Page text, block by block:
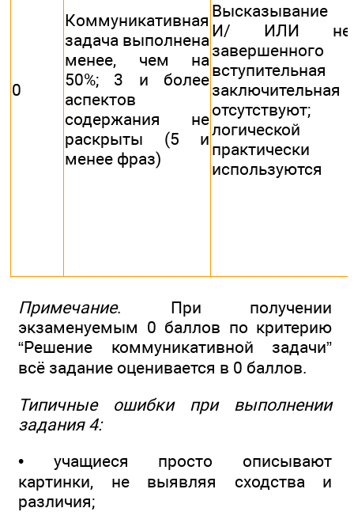
0
Коммуникативная
задача выполнена
менее, чем на
50%; 3 и более
аспектов
содержания не
раскрыты (5 и
менее фраз)
Высказывание
И/ ИЛИ не
завершенного
отсутствуют;
используются
Примечание. При получении
экзаменуемым 0 баллов по критерию
“Решение коммуникативной задачи”
всё задание оценивается в 0 баллов.
Типичные ошибки при выполнении
задания 4:
• учащиеся просто описывают
картинки, не выявляя сходства и
различия;